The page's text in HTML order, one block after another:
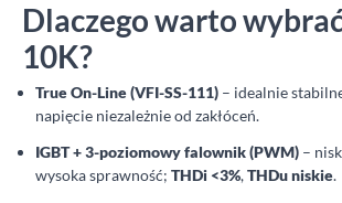
Dlaczego warto wybrać
10K?
True On-Line (VFI-SS-111) – idealnie
napięcie niezależnie od zakłóceń.
IGBT + 3-poziomowy falownik (PWM) –
wysoka sprawność; THDi <3%,THDu niskie.